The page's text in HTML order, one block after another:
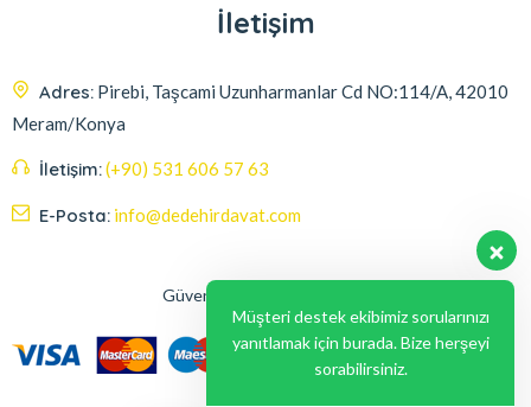
İletişim
Adres: Pirebi, Taşcami Uzunharmanlar Cd NO:114/A, 42010
Meram/Konya
İletişim:(+90) 531 606 57 63
E-Posta: info@dedehirdavat.com
Güvenli Ödeme Seçenekleri
Müşteri destek ekibimiz sorularınızı
yanıtlamak için burada. Bize herşeyi
sorabilirsiniz.